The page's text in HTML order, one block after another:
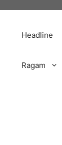
Headline
Ragam